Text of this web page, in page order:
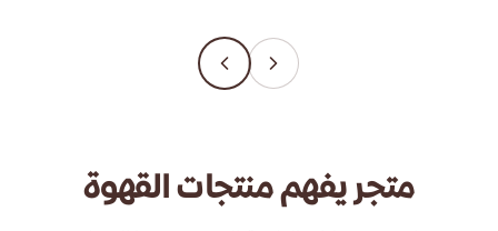
متجر يفهم منتجات القهوة